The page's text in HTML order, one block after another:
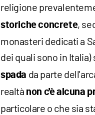
religione
storiche concrete,
monasteri dedicati a
dei quali sono in
spada da parte
realtà non c'è alcuna
particolare o che sia